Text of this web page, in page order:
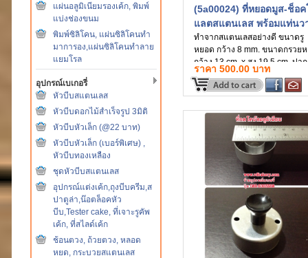
แผ่นอลูมิเนียมรองเค้ก, พิมพ์
แบ่งช่องขนม
พิมพ์ซิลิโคน, แผ่นซิลิโคนทำ
มาการอง,แผ่นซิลิโคนทำลาย
แยมโรล
อุปกรณ์เบเกอรี่
หัวบีบสแตนเลส
หัวบีบดอกไม้สำเร็จรูป 3มิติ
หัวบีบหัวเล็ก (@22 บาท)
หัวบีบหัวเล็ก (เบอร์พิเศษ) ,
หัวบีบทองเหลือง
ชุดหัวบีบสแตนเลส
อุปกรณ์แต่งเค้ก,ถุงบีบครีม,ส
ปาตูล่า,น๊อตล็อคหัว
บีบ,Tester cake, ที่เจาะรูคัพ
เค้ก, ที่สไลด์เค้ก
ช้อนตวง, ถ้วยตวง, หลอด
หยด, กระบวยสแตนเลส
(5a00024) ที่หยอดมูส-ช็อค
แลตสแตนเลส พร้อมแท่นว
ทำจากสแตนเลสอย่างดี ขนาดรู
หยอด กว้าง 8 mm. ขนาดกรวย
กว้าง 13 cm. x สูง 19.5 cm. ปาก
หยอดทรงกลม กว้าง 0.8 cm. ใช้
มือเป็นตัวกดสปริงเพื่อเปิดปิดปา
หยอด ปกติราคาชุดละ 950 บาท
ราคาพิเศษ ลดเหลือ ชุดละ 850
ราคา 500.00 บาท